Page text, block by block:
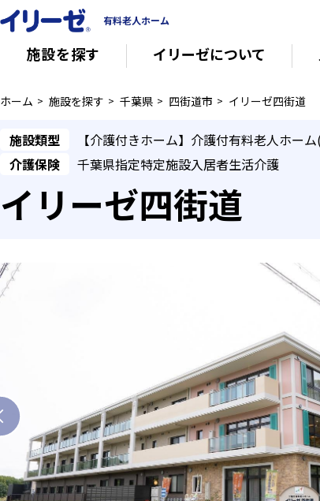
有料老人ホーム
施設を探す イリーゼについて
会社概要
意外と知らない介護保険の基本
ホーム 施設を探す 千葉県 四街道市 イリーゼ四街道
施設類型
【介護付きホーム】介護付有料老人ホー
介護保険
千葉県指定特定施設入居者生活介護
イリーゼ四街道